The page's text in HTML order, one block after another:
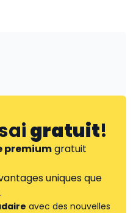
gratuit!
premiumgratuit
uniques que
avec des nouvelles